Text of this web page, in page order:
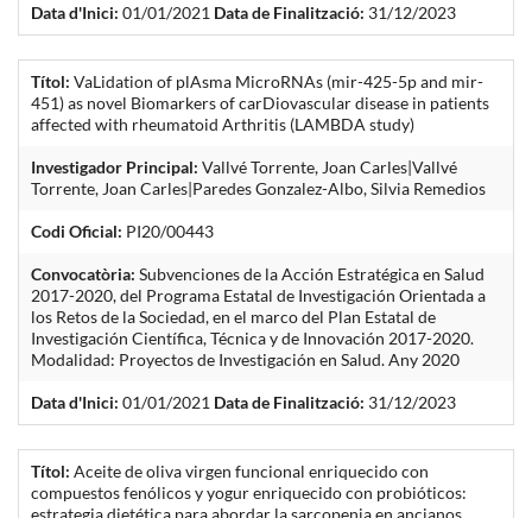
Data d'Inici: 01/01/2021 Data de Finalització: 31/12/2023
Títol: VaLidation of plAsma MicroRNAs (mir-425-5p and mir-
451) as novel Biomarkers of carDiovascular disease in patients
affected with rheumatoid Arthritis (LAMBDA study)
Investigador Principal: Vallvé Torrente, Joan Carles|Vallvé
Torrente, Joan Carles|Paredes Gonzalez-Albo, Silvia Remedios
Codi Oficial: PI20/00443
Convocatòria: Subvenciones de la Acción Estratégica en Salud
2017-2020, del Programa Estatal de Investigación Orientada a
los Retos de la Sociedad, en el marco del Plan Estatal de
Investigación Científica, Técnica y de Innovación 2017-2020.
Modalidad: Proyectos de Investigación en Salud. Any 2020
Data d'Inici: 01/01/2021 Data de Finalització: 31/12/2023
Títol: Aceite de oliva virgen funcional enriquecido con
compuestos fenólicos y yogur enriquecido con probióticos:
estrategia dietética para abordar la sarcopenia en ancianos